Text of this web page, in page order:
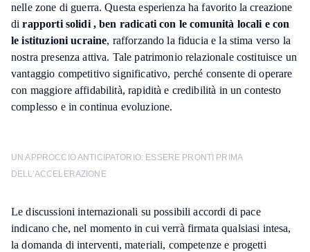
nelle zone di guerra. Questa esperienza ha favorito la creazione
dirapporti solidi , ben radicati con le comunità locali e con
le istituzioni ucraine, rafforzando la fiducia e la stima verso la
nostra presenza attiva. Tale patrimonio relazionale costituisce un
vantaggio competitivo significativo, perché consente di operare
con maggiore affidabilità, rapidità e credibilità in un contesto
complesso e in continua evoluzione.
UN APPROCCIO ANTICIPATORIO: ESSERE PRONTI PRIMA
DELL’ACCELERAZIONE
Le discussioni internazionali su possibili accordi di pace
indicano che, nel momento in cui verrà firmata qualsiasi intesa,
la domanda di interventi, materiali, competenze e progetti